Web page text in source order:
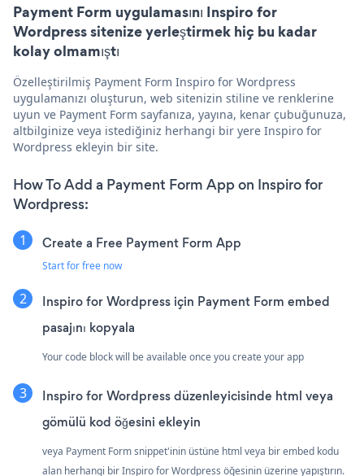
Payment Form uygulamasını Inspiro for
Wordpress sitenize yerleştirmek hiç bu kadar
kolay olmamıştı
Özelleştirilmiş Payment Form Inspiro for Wordpress
uygulamanızı oluşturun, web sitenizin stiline ve renklerine
uyun ve Payment Form sayfanıza, yayına, kenar çubuğunuza,
altbilginize veya istediğiniz herhangi bir yere Inspiro for
Wordpress ekleyin bir site.
How To Add a Payment Form App on Inspiro for
Wordpress:
Create a Free Payment Form App
Start for free now
Inspiro for Wordpress için Payment Form embed
pasajını kopyala
Your code block will be available once you create your app
Inspiro for Wordpress düzenleyicisinde html veya
gömülü kod öğesini ekleyin
veya Payment Form snippet'inin üstüne html veya bir embed kodu
alan herhangi bir Inspiro for Wordpress öğesinin üzerine yapıştırın.